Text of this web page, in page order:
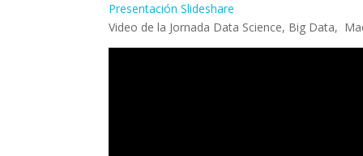
Presentación Slideshare
Video de la Jornada Data Science, Big Data,